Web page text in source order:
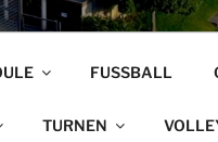
FUSSBALL
TURNEN